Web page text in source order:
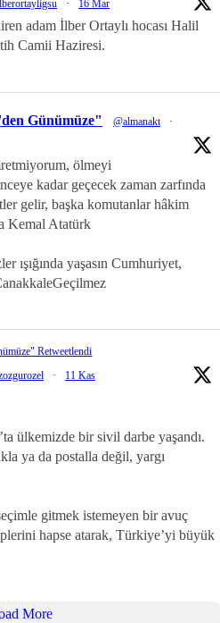
· 16 Mar
adam İlber Ortaylı hocası Halil
Camii Haziresi.
Günümüze" @almanakt
·
ölmeyi
kadar geçecek zaman zarfında
gelir, başka komutanlar hâkim
Kemal Atatürk
ışığında yaşasın Cumhuriyet,
Retweetlendi
· 11 Kas
ülkemizde bir sivil darbe yaşandı.
ya da postalla değil, yargı
gitmek istemeyen bir avuç
hapse atarak, Türkiye’yi büyük
More